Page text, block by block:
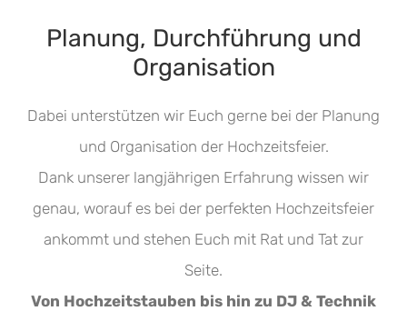
Planung, Durchführung und
Organisation
Dabei unterstützen wir Euch gerne bei der Planung
und Organisation der Hochzeitsfeier.
Dank unserer langjährigen Erfahrung wissen wir
genau, worauf es bei der perfekten Hochzeitsfeier
ankommt und stehen Euch mit Rat und Tat zur
Seite.
Von Hochzeitstauben bis hin zu DJ & Technik